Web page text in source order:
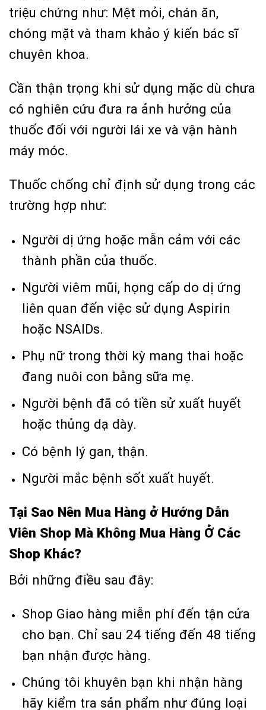
triệu chứng như: Mệt mỏi, chán ăn,
chóng mặt và tham khảo ý kiến bác sĩ
chuyên khoa.
Cần thận trọng khi sử dụng mặc dù chưa
có nghiên cứu đưa ra ảnh hưởng của
thuốc đối với người lái xe và vận hành
máy móc.
Thuốc chống chỉ định sử dụng trong các
trường hợp như:
Người dị ứng hoặc mẫn cảm với các
thành phần của thuốc.
Người viêm mũi, họng cấp do dị ứng
liên quan đến việc sử dụng Aspirin
hoặc NSAIDs.
Phụ nữ trong thời kỳ mang thai hoặc
đang nuôi con bằng sữa mẹ.
Người bệnh đã có tiền sử xuất huyết
hoặc thủng dạ dày.
Có bệnh lý gan, thận.
Người mắc bệnh sốt xuất huyết.
Tại Sao Nên Mua Hàng ở Hướng Dẫn
Viên Shop Mà Không Mua Hàng Ở Các
Shop Khác?
Bởi những điều sau đây:
Shop Giao hàng miễn phí đến tận cửa
cho bạn. Chỉ sau 24 tiếng đến 48 tiếng
bạn nhận được hàng.
Chúng tôi khuyên bạn khi nhận hàng
hãy kiểm tra sản phẩm như đúng loại